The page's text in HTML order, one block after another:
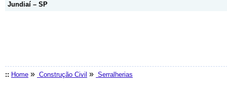
Jundiaí – SP
:: Home » Construção Civil » Serralherias